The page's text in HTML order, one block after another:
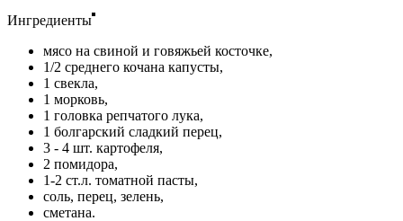
Ингредиенты
мясо на свиной и говяжьей косточке,
1/2 среднего кочана капусты,
1 свекла,
1 морковь,
1 головка репчатого лука,
1 болгарский сладкий перец,
3 - 4 шт. картофеля,
2 помидора,
1-2 ст.л. томатной пасты,
соль, перец, зелень,
сметана.